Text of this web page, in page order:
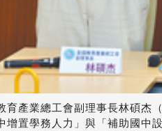
育產業總工會副理事長林碩杰
增置學務人力」與「補助國中